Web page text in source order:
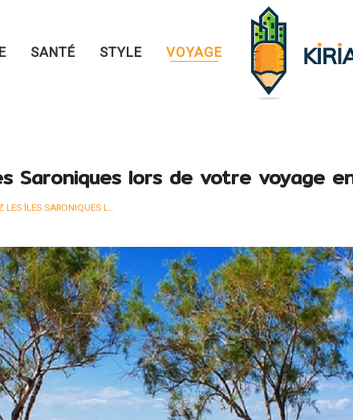
SANTÉ STYLE VOYAGE
Saroniques lors de votre voyage
EXPLOREZ LES ÎLES SARONIQUES LORS DE VOTRE VOYAGE EN GRÈCE